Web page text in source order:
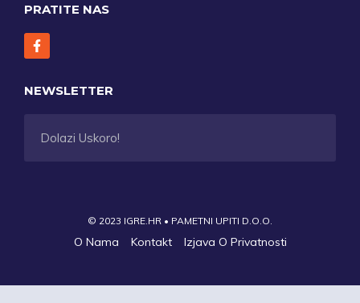
PRATITE NAS
NEWSLETTER
Dolazi Uskoro!
© 2023 IGRE.HR • PAMETNI UPITI D.O.O.
O Nama Kontakt Izjava O Privatnosti